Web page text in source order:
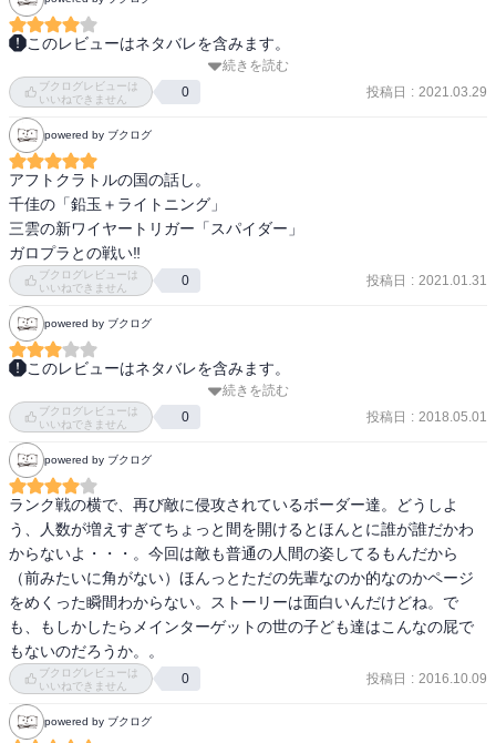
以下パワーワード
このレビューはネタバレを含みます。
風間から上位戦後にアドバイスを受けた修は新たな戦力にと迅を誘
うが、断られてしまう。出来ることはないかと模索するなか木虎か
ら己の甘さを指摘されると同時に新たなトリガーを紹介され活路を
見いだす。そして千佳も人を撃つことが出来ないながらランク戦で
戦える策を絵馬から提案される。
一方でネイバーの新たな侵攻を受けると迅が予知したボーダー本部
は対策を練り、迎え撃つ。
続きを読む
ブクログレビューは
いいねできません
0 投稿日 : 2021.03.29
powered by ブクログ
アフトクラトルの国の話し。
千佳の「鉛玉＋ライトニング」
三雲の新ワイヤートリガー「スパイダー」
ガロプラとの戦い‼️
ブクログレビューは
いいねできません
0 投稿日 : 2021.01.31
powered by ブクログ
このレビューはネタバレを含みます。
心臓に悪い展開が続く……ランク戦でほのぼのしてるかと思いき
や、そりゃネイバーとの戦いは終わってないわな。
修も頑張ってヒントをもらって開花するきっかけを掴みかけてるけ
ど、どうなるのかな？ランク戦続行かと思ったけど本部が狙われて
たら駄目か？！
続きを読む
ブクログレビューは
いいねできません
0 投稿日 : 2018.05.01
powered by ブクログ
ランク戦の横で、再び敵に侵攻されているボーダー達。どうしよ
う、人数が増えすぎてちょっと間を開けるとほんとに誰が誰だかわ
からないよ・・・。今回は敵も普通の人間の姿してるもんだから
（前みたいに角がない）ほんっとただの先輩なのか的なのかページ
をめくった瞬間わからない。ストーリーは面白いんだけどね。で
も、もしかしたらメインターゲットの世の子ども達はこんなの屁で
もないのだろうか。。
ブクログレビューは
いいねできません
0 投稿日 : 2016.10.09
powered by ブクログ